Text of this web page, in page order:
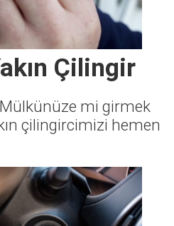
Çilingir
Mülkünüze mi girmek
çilingircimizi hemen